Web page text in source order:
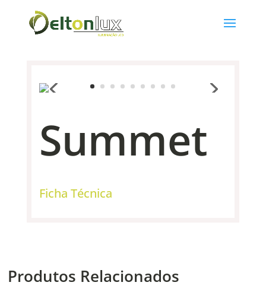
Summet
Ficha Técnica
Produtos Relacionados